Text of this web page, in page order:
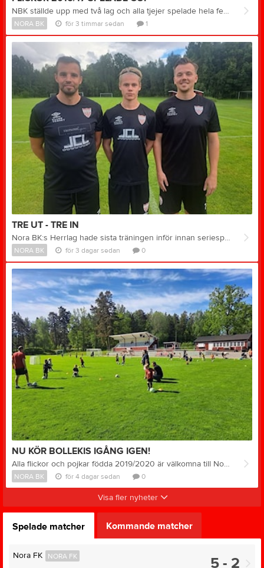
NBK ställde upp med två lag och alla tjejer spelade hela fem matcher var. Det var en dag med vinster, förluster och oavgjorda matcher men det vi tar med oss allra mest är hur tjejerna har kämpat för varandra, peppat varandra och framför allt haft väldigt roligt tillsammans. Så här säger ledarna Hanna Actins och Markus Pettersson om dagen; "Det är precis sådana här dagar man uppskattar lite extra. Att se tjejerna utvecklas, stötta varandra och ha kul tillsammans är minst lika viktigt som resultaten. En riktigt härlig dag med ett fantastiskt gäng tjejer!"
NORA BK för 3 timmar sedan 1
TRE UT - TRE IN
Nora BK:s Herrlag hade sista träningen inför innan seriespelet drar igång igen på måndag med bortamatch mot Stene IF. Det är en del förändringar i truppen inför höstpremiären. Lämnat har Sharma Guutale samt duon Victor Andersson och Nathan Hernandez Öhrn, de två sistnämnda var med oss i slutet av vårsäsongen och återvänder till USA för studier. Vi tackar alla tre för deras insatser i Noratröjan! In i truppen kommer två rutinerade killar samt en riktig coming men från våra egna ungdomsled. Victor Bladh-Nilsson (till vänster på bilden) har nyss anslutit och har under många år varit motorn i Små IF, både som en tung och svårstoppad forward men också som en fruktad målskytt. Gabriel "Gabbe" Pettersson (till höger på bilden) kommer närmast från FK Bosna och är en utpräglad målskytt vilket han verkligen bevisade i lördagens träningsmatch. "Gabbe" gjorde då mål första gången han rörde bollen i NBK-tröjan och gjorde förutom målet en mycket positiv insats. Vi både hoppas och tror att de kommer göra nytta för vårt lag med sina offensiva kvaliteter men kommer också bidra med rutin och karaktär. Vi flyttar även upp 15-årige Malte Björklund i A-truppen. Malte är mogen i sitt spel och vi tycker att det är dags att han tar steget upp och tränar kontinuerligt i seniormiljö.
NORA BK för 3 dagar sedan 0
NU KÖR BOLLEKIS IGÅNG IGEN!
Alla flickor och pojkar födda 2019/2020 är välkomna till Norvalla på söndag 9/8 kl. 10.00. Nya och tidigare deltagare är mycket välkomna! I samband med Föreningsmatchen torsdag 13/8 har alla Flickor/Pojkar födda 2019 möjlighet att delta i uppvisningsmatch som kommer vara i halvtid av A-lagsmatchen. Har ni några frågor så kontakta; Peter Palmqvist peter.palmqvist.norabk@hotmail.com 070-269 89 41
NORA BK för 4 dagar sedan 0
Visa fler nyheter
Spelade matcher Kommande matcher
5 - 2
NORA FK
Nora FK